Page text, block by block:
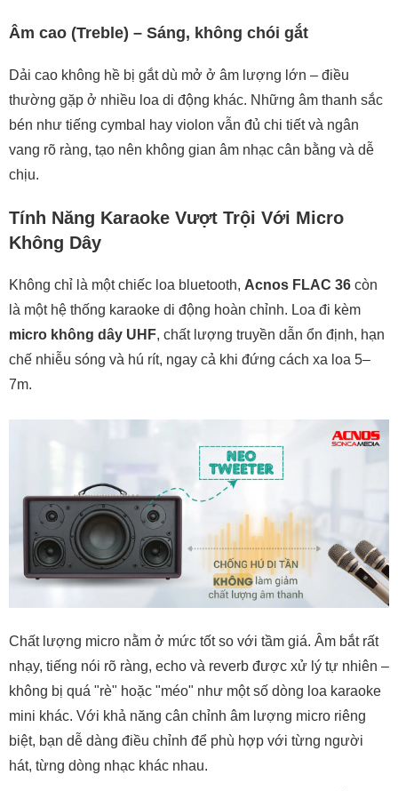
Âm cao (Treble) – Sáng, không chói gắt
Dải cao không hề bị gắt dù mở ở âm lượng lớn – điều
thường gặp ở nhiều loa di động khác. Những âm thanh sắc
bén như tiếng cymbal hay violon vẫn đủ chi tiết và ngân
vang rõ ràng, tạo nên không gian âm nhạc cân bằng và dễ
chịu.
Tính Năng Karaoke Vượt Trội Với Micro
Không Dây
Không chỉ là một chiếc loa bluetooth, Acnos FLAC 36 còn
là một hệ thống karaoke di động hoàn chỉnh. Loa đi kèm
micro không dây UHF, chất lượng truyền dẫn ổn định, hạn
chế nhiễu sóng và hú rít, ngay cả khi đứng cách xa loa 5–
7m.
Chất lượng micro nằm ở mức tốt so với tầm giá. Âm bắt rất
nhạy, tiếng nói rõ ràng, echo và reverb được xử lý tự nhiên –
không bị quá "rè" hoặc "méo" như một số dòng loa karaoke
mini khác. Với khả năng cân chỉnh âm lượng micro riêng
biệt, bạn dễ dàng điều chỉnh để phù hợp với từng người
hát, từng dòng nhạc khác nhau.